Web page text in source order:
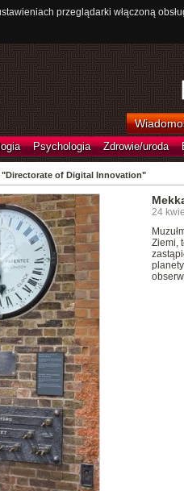
przeglądarki włączoną
Psychologia Zdrowie/uroda
"Directorate of Digital Innovation"
24
Ziemi,